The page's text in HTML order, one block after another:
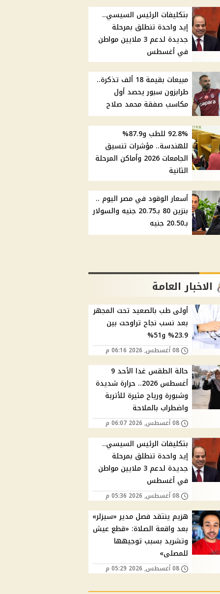
بتكليفات الرئيس السيسي..
إيد واحدة تنطلق بمرحلة
جديدة لدعم 3 ملايين مواطن
في أغسطس
مبيعات بقيمة 18 ألف تذكرة..
طرابزون سبور يحصد أول
مكاسب صفقة محمد صلاح
92.8% للطب و87.9%
للهندسة.. مؤشرات تنسيق
الجامعات 2026 وأماكن المرحلة
الثانية
أسعار الوقود في مصر اليوم ..
بنزين 80 بـ20.75 جنيه والسولار
بـ20.50 جنيه
الاخبار العامة
أولى طب بالصعيد تحت المجهر
بعد نسب نجاح تراوحت بين
23.9% و51%
08 أغسطس, 2026 06:16 م
حالة الطقس غدا الأحد 9
أغسطس 2026.. حرارة شديدة
وشبورة ورياح مثيرة للأتربة
واضطراب بالملاحة
08 أغسطس, 2026 06:07 م
بتكليفات الرئيس السيسي..
إيد واحدة تنطلق بمرحلة
جديدة لدعم 3 ملايين مواطن
في أغسطس
08 أغسطس, 2026 05:36 م
هزيم ينتقد فصل مدير «سيزلر»
بعد واقعة الصلاة: «قطع عيش
وتشريد بسبب توجيهها
للمصلى»
08 أغسطس, 2026 05:29 م